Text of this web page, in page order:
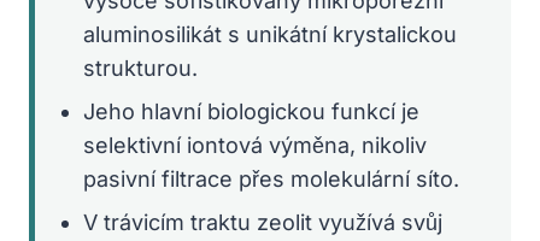
aluminosilikát s unikátní krystalickou
strukturou.
Jeho hlavní biologickou funkcí je
selektivní iontová výměna, nikoliv
pasivní filtrace přes molekulární síto.
V trávicím traktu zeolit využívá svůj